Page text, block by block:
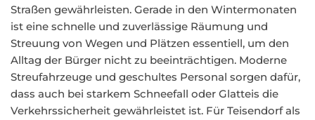
Straßen gewährleisten. Gerade in den Wintermonaten
ist eine schnelle und zuverlässige Räumung und
Streuung von Wegen und Plätzen essentiell, um den
Alltag der Bürger nicht zu beeinträchtigen. Moderne
Streufahrzeuge und geschultes Personal sorgen dafür,
dass auch bei starkem Schneefall oder Glatteis die
Verkehrssicherheit gewährleistet ist. Für Teisendorf als